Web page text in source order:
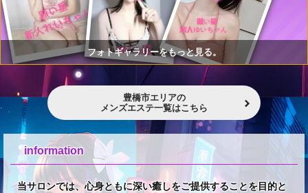
フォトギャラリーをもっと見る。
豊橋市エリアの
メンズエステ一覧はこちら
information
当サロンでは、心身ともに深い癒しをご提供することを目的と